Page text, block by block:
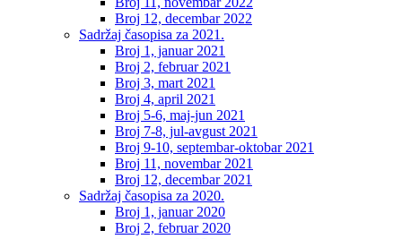
Broj 12, decembar 2022
Sadržaj časopisa za 2021.
Broj 1, januar 2021
Broj 2, februar 2021
Broj 3, mart 2021
Broj 4, april 2021
Broj 5-6, maj-jun 2021
Broj 7-8, jul-avgust 2021
Broj 9-10, septembar-oktobar 2021
Broj 11, novembar 2021
Broj 12, decembar 2021
Sadržaj časopisa za 2020.
Broj 1, januar 2020
Broj 2, februar 2020